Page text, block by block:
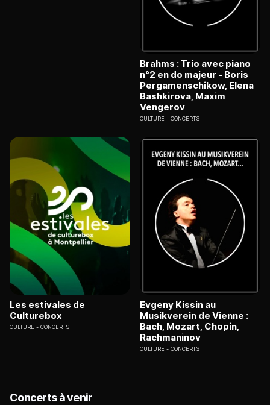
Brahms : Trio avec piano
n°2 en do majeur - Boris
Pergamenschikow, Elena
Bashkirova, Maxim
Vengerov
CULTURE CONCERTS
Les estivales de
Culturebox
CULTURE CONCERTS
Evgeny Kissin au
Musikverein de Vienne :
Bach, Mozart, Chopin,
Rachmaninov
CULTURE CONCERTS
Concerts à venir